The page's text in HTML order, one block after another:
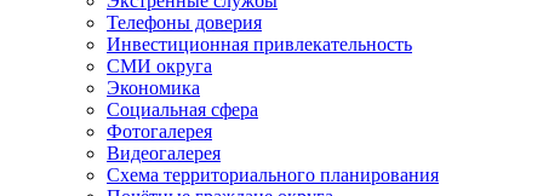
Телефоны доверия
Инвестиционная привлекательность
СМИ округа
Экономика
Социальная сфера
Фотогалерея
Видеогалерея
Схема территориального планирования